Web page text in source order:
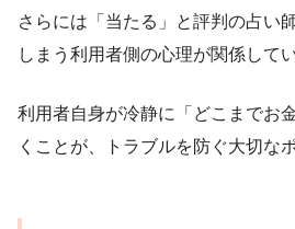
さらには「当たる」と評判の占い
しまう利用者側の心理が関係して
利用者自身が冷静に「どこまでお
くことが、トラブルを防ぐ大切な